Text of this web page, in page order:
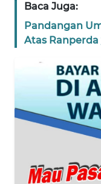
Baca Juga:
Pandangan
Atas
WN
JABAR
NTT